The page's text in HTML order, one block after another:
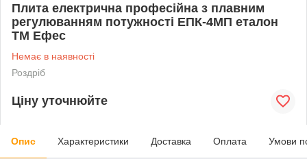
Плита електрична професійна з плавним
регулюванням потужності ЕПК-4МП еталон
ТМ Ефес
Немає в наявності
Роздріб
Ціну уточнюйте
Опис Характеристики Доставка Оплата Умови